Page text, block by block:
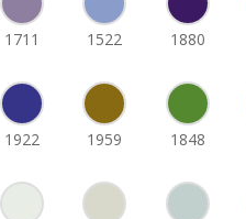
1711 1522 1880
1922 1959 1848